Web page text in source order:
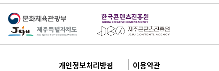
개인정보처리방침 이용약관